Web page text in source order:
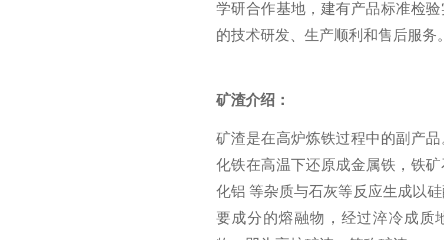
学研合作基地，建有产品标准检
的技术研发、生产顺利和售后服务。
矿渣介绍：
矿渣是在高炉炼铁过程中的副产
化铁在高温下还原成金属铁，铁
化铝 等杂质与石灰等反应生成以
要成分的熔融物，经过淬冷成质